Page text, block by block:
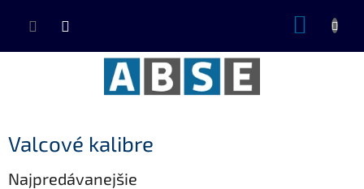
Valcové kalibre
Najpredávanejšie